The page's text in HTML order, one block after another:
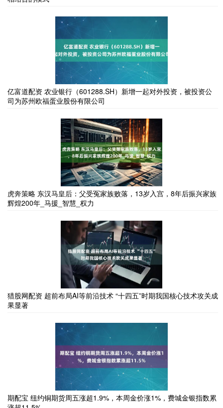
亿富道配资 农业银行（601288.SH）新增一起对外投资，被投资公
司为苏州欧福蛋业股份有限公司
虎奔策略 东汉马皇后：父受冤家族败落，13岁入宫，8年后振兴家族
辉煌200年_马援_智慧_权力
猎股网配资 超前布局AI等前沿技术 “十四五”时期我国核心技术攻关成
果显著
期配宝 纽约铜期货周五涨超1.9%，本周金价涨1%，费城金银指数累